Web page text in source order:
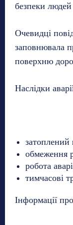
безпеки людей
Очевидці
заповнювала
поверхню
Наслідки
затоплений
обмеження
робота
тимчасові
Інформації